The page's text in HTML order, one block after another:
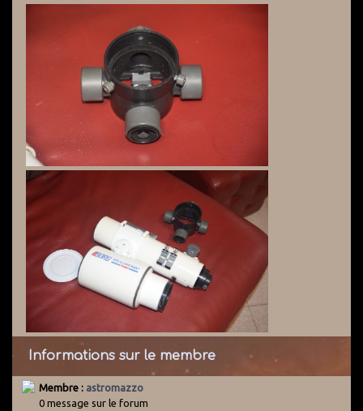
Informations sur le membre
Membre : astromazzo
0 message sur le forum